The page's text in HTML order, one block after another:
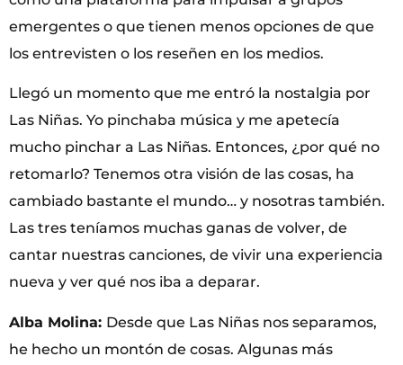
emergentes o que tienen menos opciones de que
los entrevisten o los reseñen en los medios.
Llegó un momento que me entró la nostalgia por
Las Niñas. Yo pinchaba música y me apetecía
mucho pinchar a Las Niñas. Entonces, ¿por qué no
retomarlo? Tenemos otra visión de las cosas, ha
cambiado bastante el mundo… y nosotras también.
Las tres teníamos muchas ganas de volver, de
cantar nuestras canciones, de vivir una experiencia
nueva y ver qué nos iba a deparar.
Alba Molina: Desde que Las Niñas nos separamos,
he hecho un montón de cosas. Algunas más